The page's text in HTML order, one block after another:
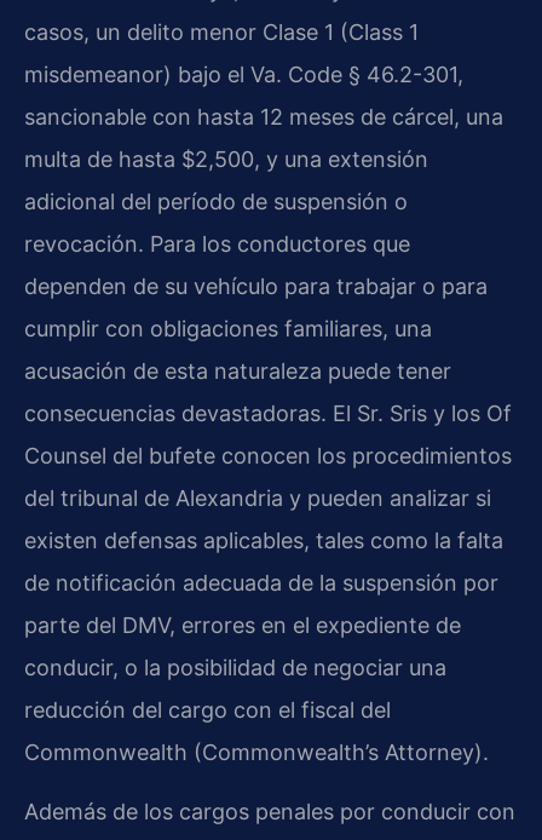
casos, un delito menor Clase 1 (Class 1
misdemeanor) bajo el Va. Code § 46.2-301,
sancionable con hasta 12 meses de cárcel, una
multa de hasta $2,500, y una extensión
adicional del período de suspensión o
revocación. Para los conductores que
dependen de su vehículo para trabajar o para
cumplir con obligaciones familiares, una
acusación de esta naturaleza puede tener
consecuencias devastadoras. El Sr. Sris y los Of
Counsel del bufete conocen los procedimientos
del tribunal de Alexandria y pueden analizar si
existen defensas aplicables, tales como la falta
de notificación adecuada de la suspensión por
parte del DMV, errores en el expediente de
conducir, o la posibilidad de negociar una
reducción del cargo con el fiscal del
Commonwealth (Commonwealth’s Attorney).
Además de los cargos penales por conducir con